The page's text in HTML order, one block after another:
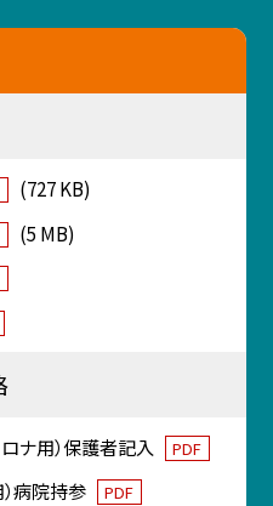
(727 KB)
(5 MB)
ナ用）保護者記入 PDF
病院持参 PDF